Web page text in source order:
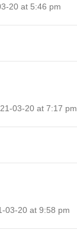
20 at 5:46 pm
03-20 at 7:17 pm
03-20 at 9:58 pm